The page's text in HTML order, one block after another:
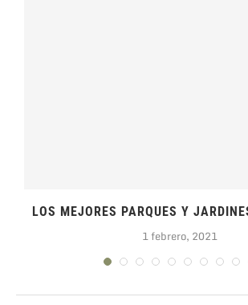
LOS MEJORES PARQUES Y
1 febrero, 2021